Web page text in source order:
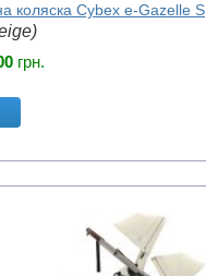
коляска Cybex e-Gazelle S
грн.